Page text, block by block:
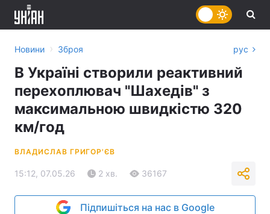
Новини › Зброя рус
В Україні створили реактивний
перехоплювач "Шахедів" з
максимальною швидкістю 320
км/год
ВЛАДИСЛАВ ГРИГОР'ЄВ
15:12, 07.05.26 2 хв. 36167
Підпишіться на нас в Google